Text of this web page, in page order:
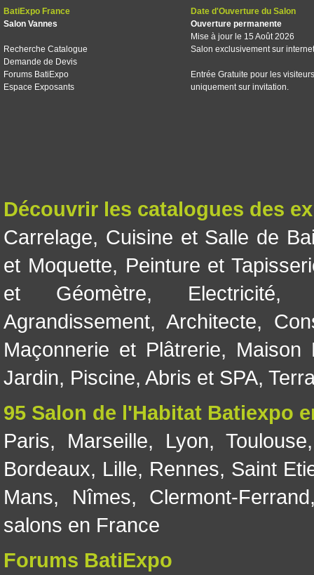
BatiExpo France
Salon Vannes
Recherche Catalogue
Demande de Devis
Forums BatiExpo
Espace Exposants
Date d'Ouverture du Salon
Ouverture permanente
Mise à jour le 15 Août 2026
Salon exclusivement sur internet
Entrée Gratuite pour les visiteurs
uniquement sur invitation.
Découvrir les catalogues des
Carrelage, Cuisine et Salle de
et Moquette, Peinture et
et Géomètre, Electricité
Agrandissement, Architecte,
Maçonnerie et Plâtrerie, Maison
Jardin, Piscine, Abris et SPA,
95 Salon de l'Habitat Batiexpo
Paris, Marseille, Lyon, Toulouse
Bordeaux, Lille, Rennes, Saint
Mans, Nîmes, Clermont-Ferrand
salons en France
Forums BatiExpo